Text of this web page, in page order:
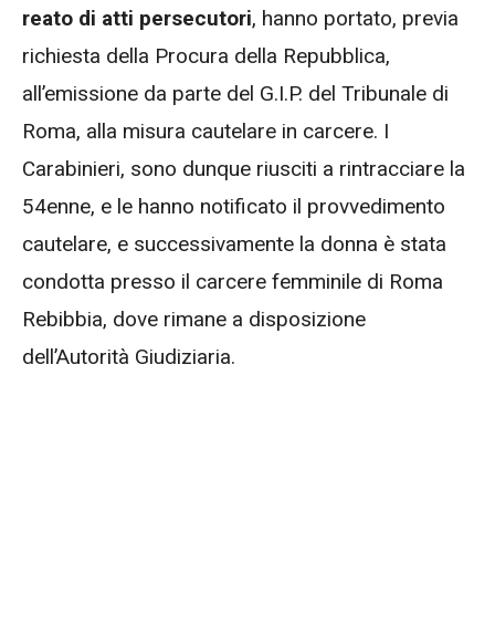
reato di atti persecutori, hanno portato, previa
richiesta della Procura della Repubblica,
all’emissione da parte del G.I.P. del Tribunale di
Roma, alla misura cautelare in carcere. I
Carabinieri, sono dunque riusciti a rintracciare la
54enne, e le hanno notificato il provvedimento
cautelare, e successivamente la donna è stata
condotta presso il carcere femminile di Roma
Rebibbia, dove rimane a disposizione
dell’Autorità Giudiziaria.